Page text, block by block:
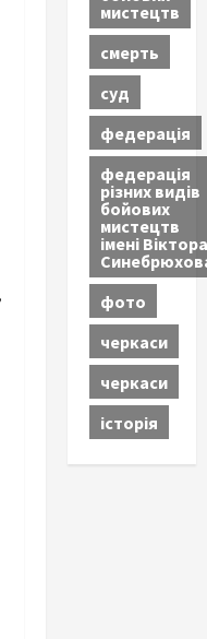
мистецтв
смерть
суд
федерація
федерація
різних видів
бойових
мистецтв
імені Віктора
фото
черкаси
черкаси
історія